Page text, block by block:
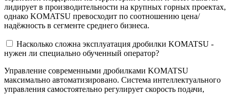
лидирует в производительности на крупных горных проектах,
однако KOMATSU превосходит по соотношению цена/
надёжность в сегменте среднего бизнеса.
Насколько сложна эксплуатация дробилки KOMATSU -
нужен ли специально обученный оператор?
Управление современными дробилками KOMATSU
максимально автоматизировано. Система интеллектуального
управления самостоятельно регулирует скорость подачи,